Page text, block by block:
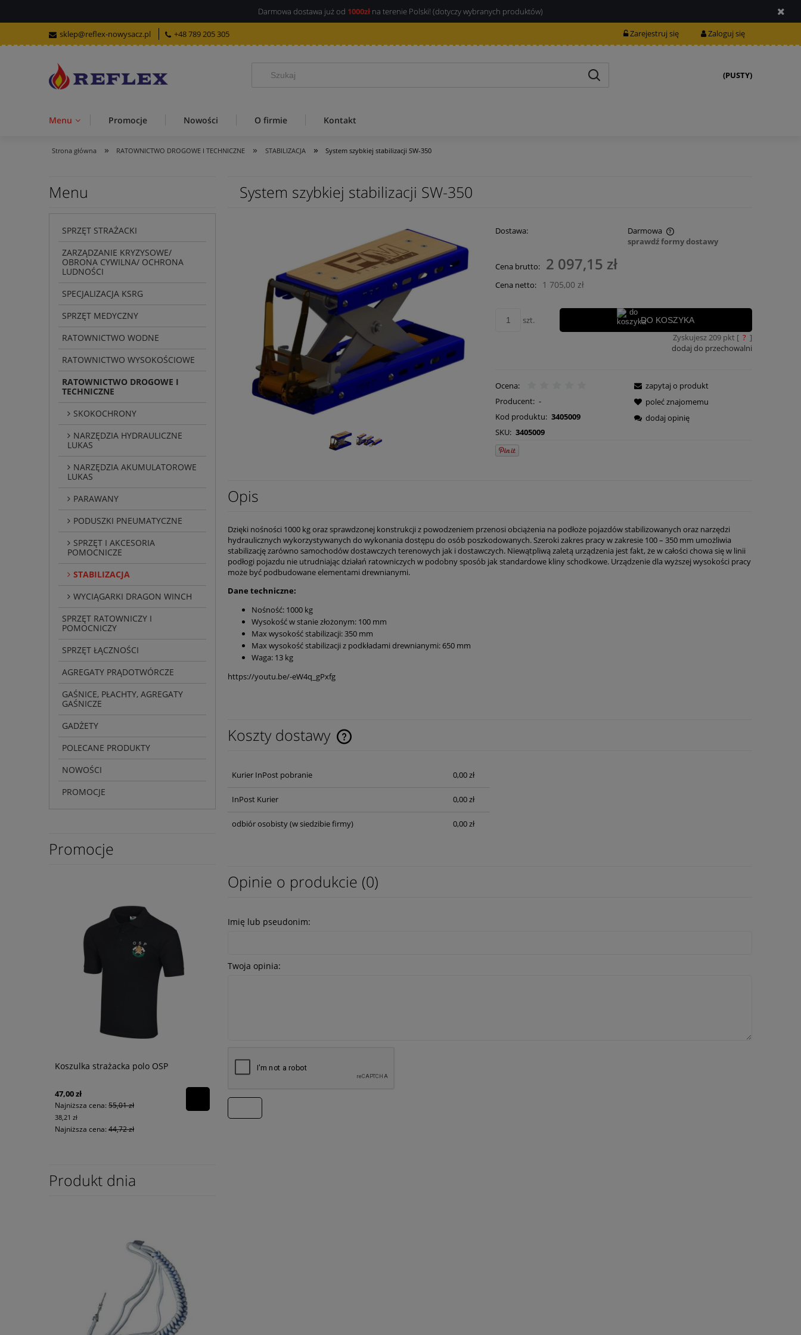
Darmowa dostawa już od 1000zł na terenie Polski! (dotyczy wybranych produktów)
sklep@reflex-nowysacz.pl +48 789 205 305 Zarejestruj się Zaloguj się
(PUSTY)
Menu Promocje Nowości O firmie Kontakt
Strona główna » RATOWNICTWO DROGOWE I TECHNICZNE » STABILIZACJA » System szybkiej stabilizacji SW-350
Menu
SPRZĘT STRAŻACKI
ZARZĄDZANIE KRYZYSOWE/
OBRONA CYWILNA/ OCHRONA
LUDNOŚCI
SPECJALIZACJA KSRG
SPRZĘT MEDYCZNY
RATOWNICTWO WODNE
RATOWNICTWO WYSOKOŚCIOWE
RATOWNICTWO DROGOWE I
TECHNICZNE
SKOKOCHRONY
NARZĘDZIA HYDRAULICZNE
LUKAS
NARZĘDZIA AKUMULATOROWE
LUKAS
PARAWANY
PODUSZKI PNEUMATYCZNE
SPRZĘT I AKCESORIA
POMOCNICZE
STABILIZACJA
WYCIĄGARKI DRAGON WINCH
SPRZĘT RATOWNICZY I
POMOCNICZY
SPRZĘT ŁĄCZNOŚCI
AGREGATY PRĄDOTWÓRCZE
GAŚNICE, PŁACHTY, AGREGATY
GAŚNICZE
GADŻETY
POLECANE PRODUKTY
NOWOŚCI
PROMOCJE
Promocje
Koszulka strażacka polo OSP
47,00 zł
Najniższa cena: 55,01 zł
38,21 zł
Najniższa cena: 44,72 zł
Produkt dnia
System szybkiej stabilizacji SW-350
Dostawa: Darmowa
Cena nie zawiera ewentualnych kosztów
płatności
sprawdź formy dostawy
Cena brutto: 2 097,15 zł
Cena netto: 1 705,00 zł
szt. DO KOSZYKA
Zyskujesz209pkt [ ? ]
dodaj do przechowalni
Ocena:
Producent: -
Kod produktu: 3405009
SKU: 3405009
zapytaj o produkt
poleć znajomemu
dodaj opinię
Opis
Dzięki nośności 1000 kg oraz sprawdzonej konstrukcji z powodzeniem przenosi obciążenia na podłoże pojazdów stabilizowanych oraz narzędzi
hydraulicznych wykorzystywanych do wykonania dostępu do osób poszkodowanych. Szeroki zakres pracy w zakresie 100 – 350 mm umożliwia
stabilizację zarówno samochodów dostawczych terenowych jak i dostawczych. Niewątpliwą zaletą urządzenia jest fakt, że w całości chowa się w linii
podłogi pojazdu nie utrudniając działań ratowniczych w podobny sposób jak standardowe kliny schodkowe. Urządzenie dla wyższej wysokości pracy
może być podbudowane elementami drewnianymi.
Dane techniczne:
Nośność: 1000 kg
Wysokość w stanie złożonym: 100 mm
Max wysokość stabilizacji: 350 mm
Max wysokość stabilizacji z podkładami drewnianymi: 650 mm
Waga: 13 kg
https://youtu.be/-eW4q_gPxfg
Koszty dostawy
Kurier InPost pobranie 0,00 zł
InPost Kurier 0,00 zł
odbiór osobisty(w siedzibie firmy) 0,00 zł
Opinie o produkcie (0)
Imię lub pseudonim:
Twoja opinia: